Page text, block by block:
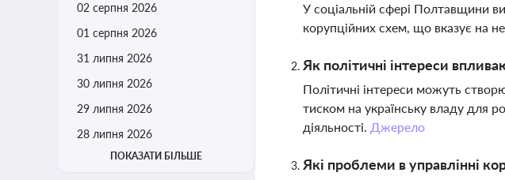
02 серпня 2026
01 серпня 2026
31 липня 2026
30 липня 2026
29 липня 2026
28 липня 2026
ПОКАЗАТИ БІЛЬШЕ
У соціальній сфері Полтавщини
корупційних схем, що вказує на
Як політичні інтереси
Політичні інтереси можуть
тиском на українську владу для
діяльності. Джерело
Які проблеми в управлінні